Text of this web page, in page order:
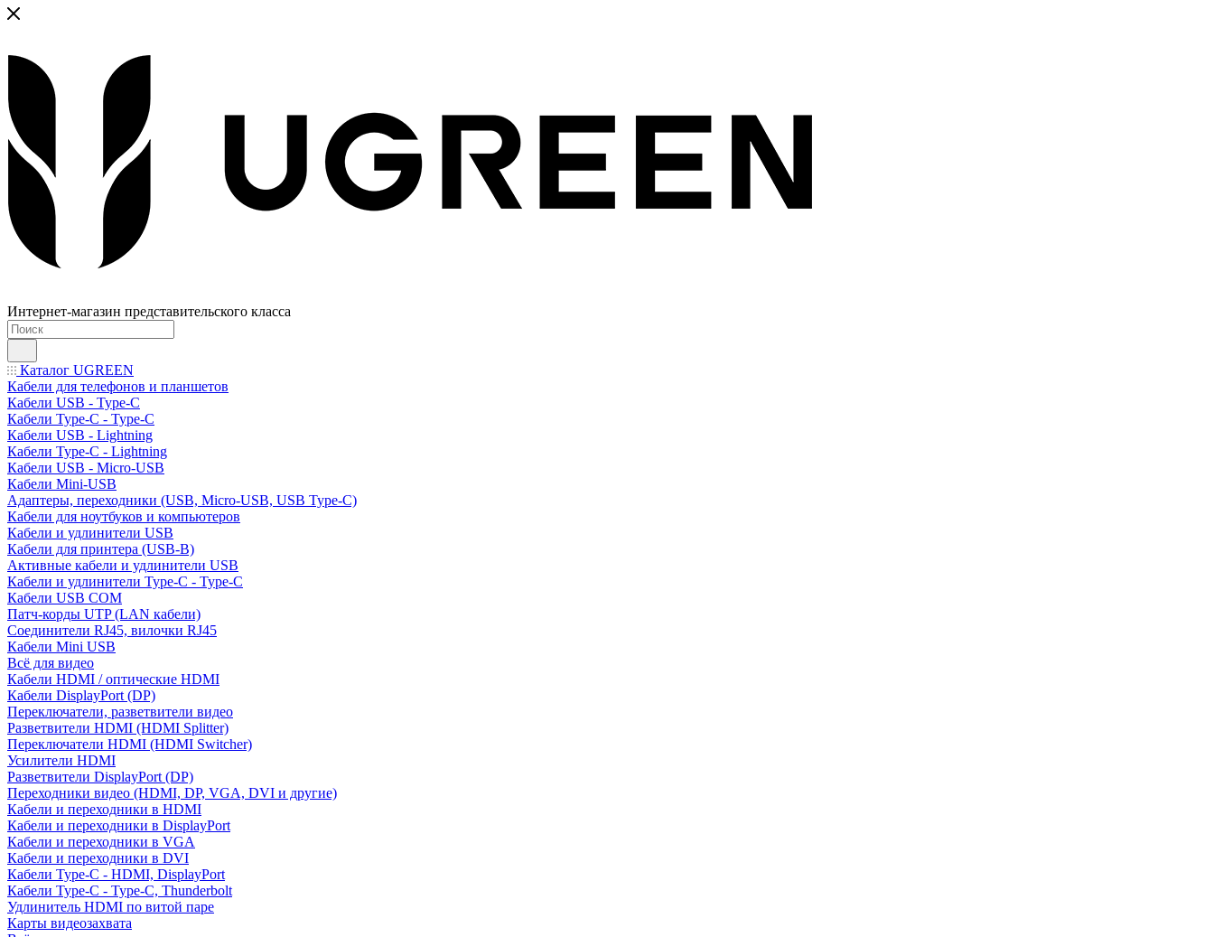
Интернет-магазин представительского класса
Каталог UGREEN
Кабели для телефонов и планшетов
Кабели USB - Type-C
Кабели Type-C - Type-C
Кабели USB - Lightning
Кабели Type-C - Lightning
Кабели USB - Micro-USB
Кабели Mini-USB
Адаптеры, переходники (USB, Micro-USB, USB Type-C)
Кабели для ноутбуков и компьютеров
Кабели и удлинители USB
Кабели для принтера (USB-B)
Активные кабели и удлинители USB
Кабели и удлинители Type-C - Type-C
Кабели USB COM
Патч-корды UTP (LAN кабели)
Соединители RJ45, вилочки RJ45
Кабели Mini USB
Всё для видео
Кабели HDMI / оптические HDMI
Кабели DisplayPort (DP)
Переключатели, разветвители видео
Разветвители HDMI (HDMI Splitter)
Переключатели HDMI (HDMI Switcher)
Усилители HDMI
Разветвители DisplayPort (DP)
Переходники видео (HDMI, DP, VGA, DVI и другие)
Кабели и переходники в HDMI
Кабели и переходники в DisplayPort
Кабели и переходники в VGA
Кабели и переходники в DVI
Кабели Type-C - HDMI, DisplayPort
Кабели Type-C - Type-C, Thunderbolt
Удлинитель HDMI по витой паре
Карты видеозахвата